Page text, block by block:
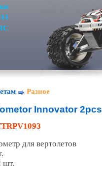
Разное
Innovator 2pcs
для вертолетов
шт.